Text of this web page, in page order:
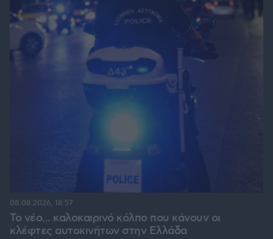
Το νέο... καλοκαιρινό κόλπο που κάνουν οι
κλέφτες αυτοκινήτων στην Ελλάδα
08.08.2026, 18:57